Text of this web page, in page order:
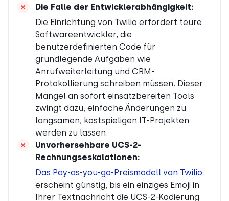
Die Falle der Entwicklerabhängigkeit:
Die Einrichtung von Twilio erfordert teure
Softwareentwickler, die
benutzerdefinierten Code für
grundlegende Aufgaben wie
Anrufweiterleitung und CRM-
Protokollierung schreiben müssen. Dieser
Mangel an sofort einsatzbereiten Tools
zwingt dazu, einfache Änderungen zu
langsamen, kostspieligen IT-Projekten
werden zu lassen.
Unvorhersehbare UCS-2-
Rechnungseskalationen:
Das Pay-as-you-go-Preismodell von Twilio
erscheint günstig, bis ein einziges Emoji in
Ihrer Textnachricht die UCS-2-Kodierung